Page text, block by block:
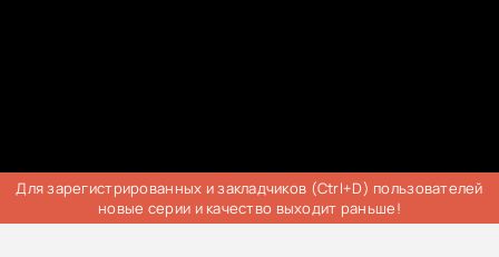
Для зарегистрированных и закладчиков (Ctrl+D) пользователей
новые серии и качество выходит раньше!